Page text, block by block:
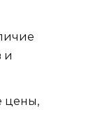
и
цены,